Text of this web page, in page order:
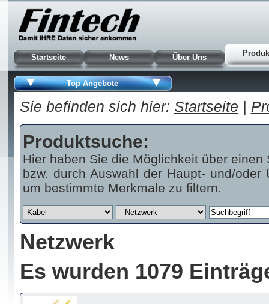
Startseite News Über Uns
Top Angebote
Sie befinden sich hier: Startseite |
Produktsuche:
Hier haben Sie die Möglichkeit über
bzw. durch Auswahl der Haupt- und/
um bestimmte Merkmale zu filtern.
Netzwerk
Es wurden 1079